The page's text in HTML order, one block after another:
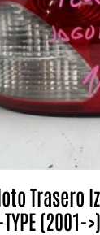
Trasero
(2001-